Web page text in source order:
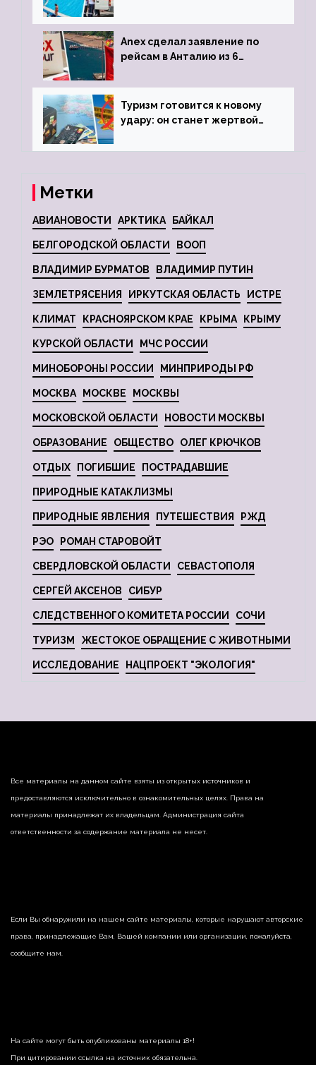
Anex сделал заявление по
рейсам в Анталию из 6
Туризм готовится к новому
удару: он станет жертвой
Метки
АВИАНОВОСТИ АРКТИКА БАЙКАЛ
БЕЛГОРОДСКОЙ ОБЛАСТИ ВООП
ВЛАДИМИР БУРМАТОВ ВЛАДИМИР ПУТИН
ЗЕМЛЕТРЯСЕНИЯ ИРКУТСКАЯ ОБЛАСТЬ ИСТРЕ
КЛИМАТ КРАСНОЯРСКОМ КРАЕ КРЫМА КРЫМУ
КУРСКОЙ ОБЛАСТИ МЧС РОССИИ
МИНОБОРОНЫ РОССИИ МИНПРИРОДЫ РФ
МОСКВА МОСКВЕ МОСКВЫ
МОСКОВСКОЙ ОБЛАСТИ НОВОСТИ МОСКВЫ
ОБРАЗОВАНИЕ ОБЩЕСТВО ОЛЕГ КРЮЧКОВ
ОТДЫХ ПОГИБШИЕ ПОСТРАДАВШИЕ
ПРИРОДНЫЕ КАТАКЛИЗМЫ
ПРИРОДНЫЕ ЯВЛЕНИЯ ПУТЕШЕСТВИЯ РЖД
РЭО РОМАН СТАРОВОЙТ
СВЕРДЛОВСКОЙ ОБЛАСТИ СЕВАСТОПОЛЯ
СЕРГЕЙ АКСЕНОВ СИБУР
СЛЕДСТВЕННОГО КОМИТЕТА РОССИИ СОЧИ
ТУРИЗМ ЖЕСТОКОЕ ОБРАЩЕНИЕ С ЖИВОТНЫМИ
ИССЛЕДОВАНИЕ НАЦПРОЕКТ "ЭКОЛОГИЯ"
Все материалы на данном сайте взяты из открытых источников и
предоставляются исключительно в ознакомительных целях. Права на
материалы принадлежат их владельцам. Администрация сайта
ответственности за содержание материала не несет.
Если Вы обнаружили на нашем сайте материалы, которые нарушают авторские
права, принадлежащие Вам, Вашей компании или организации, пожалуйста,
сообщите нам.
На сайте могут быть опубликованы материалы 18+!
При цитировании ссылка на источник обязательна.